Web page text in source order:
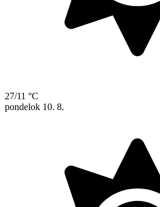
27/11 °C
pondelok 10. 8.